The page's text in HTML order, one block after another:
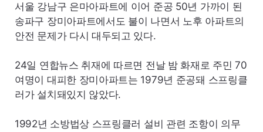
서울 강남구 은마아파트에 이어 준공 50년 가까이 된
송파구 장미아파트에서도 불이 나면서 노후 아파트의
안전 문제가 다시 대두되고 있다.
24일 연합뉴스 취재에 따르면 전날 밤 화재로 주민 70
여명이 대피한 장미아파트는 1979년 준공돼 스프링클
러가 설치돼있지 않았다.
1992년 소방법상 스프링클러 설비 관련 조항이 의무